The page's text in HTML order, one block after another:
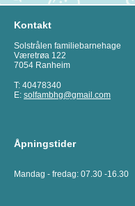
Kontakt
Solstrålen familiebarnehage
Væretrøa 122
7054 Ranheim
T: 40478340
E: solfambhg@gmail.com
Åpningstider
Mandag - fredag: 07.30 -16.30